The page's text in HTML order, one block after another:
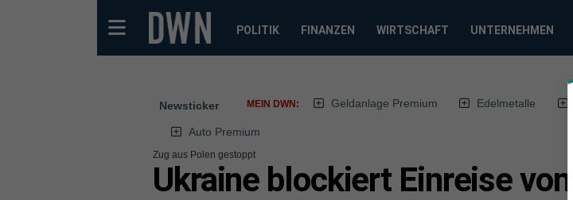
POLITIK FINANZEN WIRTSCHAFT UNTERNEHMEN
Newsticker MEIN DWN: Geldanlage Premium Edelmetalle
Auto Premium
Zug aus Polen gestoppt
Ukraine blockiert Einreise